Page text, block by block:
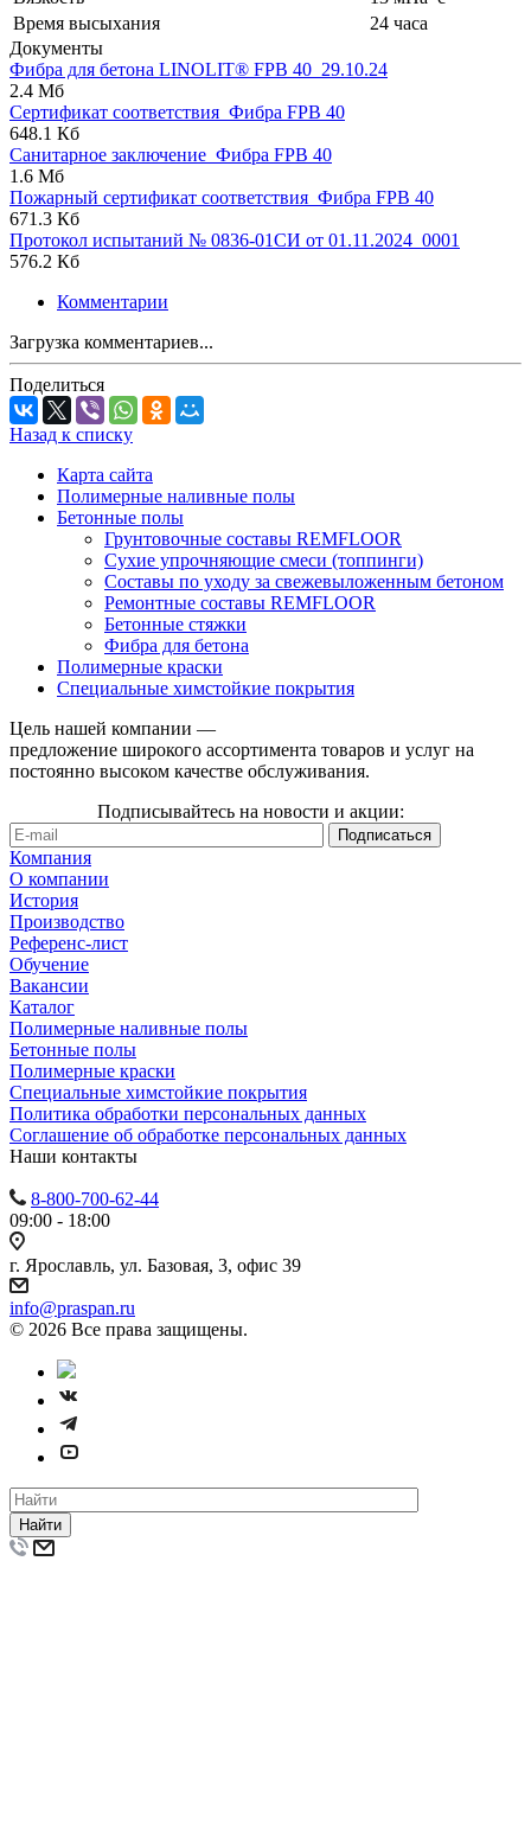
Время высыхания
24 часа
Документы
Фибра для бетона LINOLIT® FPB 40_29.10.24
2.4 Мб
Сертификат соответствия_Фибра FPB 40
648.1 Кб
Санитарное заключение_Фибра FPB 40
1.6 Мб
Пожарный сертификат соответствия_Фибра FPB 40
671.3 Кб
Протокол испытаний № 0836-01СИ от 01.11.2024_0001
576.2 Кб
Комментарии
Загрузка комментариев...
Поделиться
Назад к списку
Карта сайта
Полимерные наливные полы
Бетонные полы
Грунтовочные составы REMFLOOR
Сухие упрочняющие смеси (топпинги)
Составы по уходу за свежевыложенным бетоном
Ремонтные составы REMFLOOR
Бетонные стяжки
Фибра для бетона
Полимерные краски
Специальные химстойкие покрытия
Цель нашей компании —
предложение широкого ассортимента товаров и услуг на
постоянно высоком качестве обслуживания.
Подписывайтесь на новости и акции:
Компания
О компании
История
Производство
Референс-лист
Обучение
Вакансии
Каталог
Полимерные наливные полы
Бетонные полы
Полимерные краски
Специальные химстойкие покрытия
Политика обработки персональных данных
Cоглашение об обработке персональных данных
Наши контакты
8-800-700-62-44
09:00 - 18:00
г. Ярославль, ул. Базовая, 3, офис 39
info@praspan.ru
© 2026 Все права защищены.
Найти